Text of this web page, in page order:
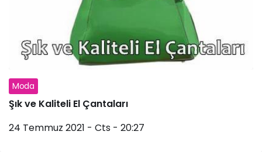
Moda
Şık ve Kaliteli El Çantaları
24 Temmuz 2021 - Cts - 20:27